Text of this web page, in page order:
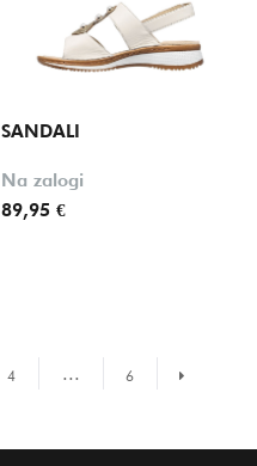
SANDALI
Na zalogi
89,95 €
4 ... 6 Naslednja